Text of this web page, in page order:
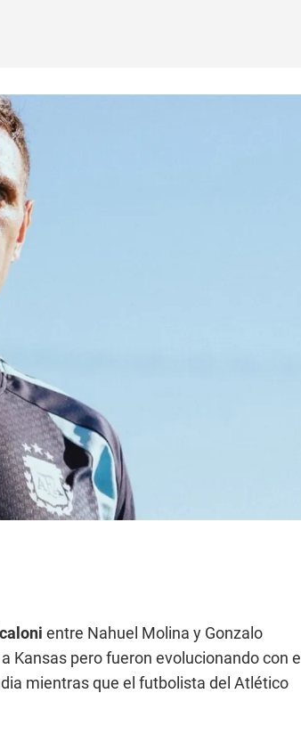
entre Nahuel Molina y Gonzalo
Kansas pero fueron evolucionando con el
mientras que el futbolista del Atlético